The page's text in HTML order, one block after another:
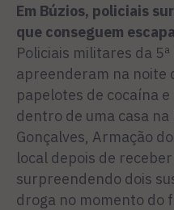
Em Búzios, policiais
que conseguem
Policiais militares da
apreenderam na noite
papelotes de cocaína
dentro de uma casa na
Gonçalves, Armação
local depois de
surpreendendo dois
droga no momento do